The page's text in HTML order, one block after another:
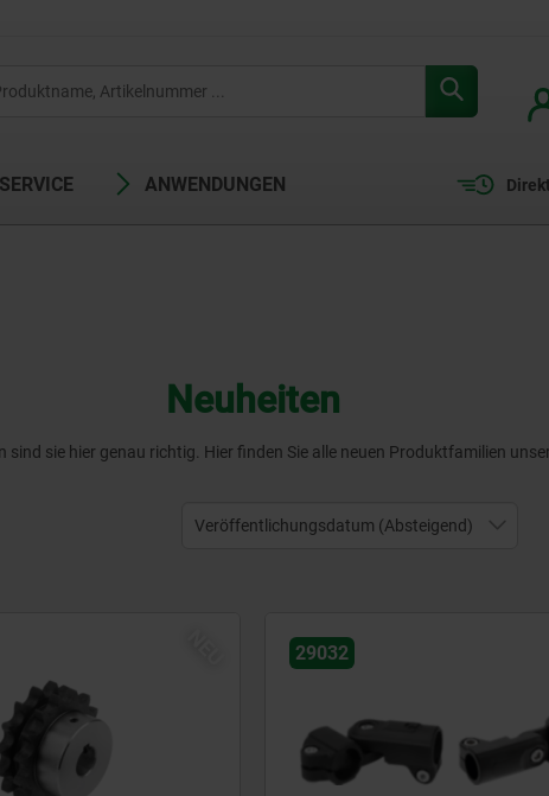
SERVICE ANWENDUNGEN
Neuheiten
sind sie hier genau richtig. Hier finden Sie alle neuen Produktfamilien
29032